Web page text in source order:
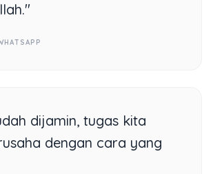
dijamin, tugas kita
dengan cara yang